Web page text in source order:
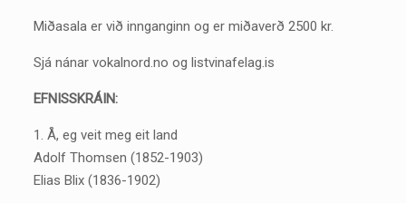
Miðasala er við innganginn og er miðaverð 2500 kr.
Sjá nánar vokalnord.no og listvinafelag.is
EFNISSKRÁIN:
1. Å, eg veit meg eit land
Adolf Thomsen (1852-1903)
Elias Blix (1836-1902)